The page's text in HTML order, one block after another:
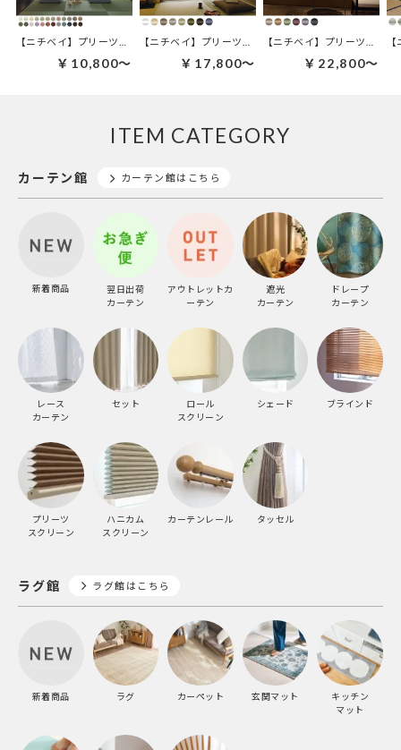
【ニチベイ】プリーツスクリーン｜えにし
￥10,800～
【ニチベイ】プリーツスクリーン｜利休
￥17,800～
【ニチベイ】プリーツスク
￥22,800～
ITEM CATEGORY
カーテン館 カーテン館はこちら
新着商品
翌日出荷
カーテン
アウトレットカ
ーテン
遮光
カーテン
ドレープ
カーテン
レース
カーテン
セット
ロール
スクリーン
シェード ブラインド
プリーツ
スクリーン
ハニカム
スクリーン
カーテンレール タッセル
ラグ館 ラグ館はこちら
新着商品 ラグ カーペット 玄関マット
キッチン
マット